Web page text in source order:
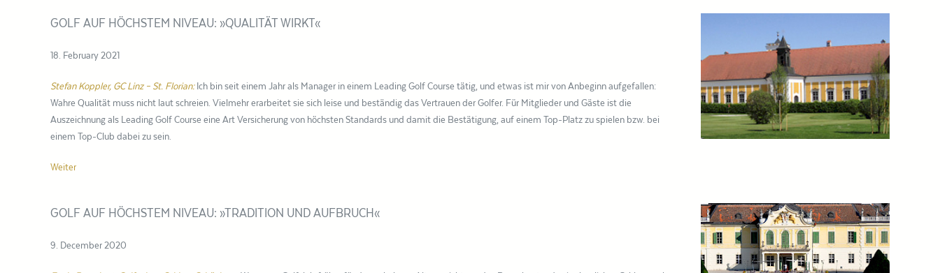
GOLF AUF HÖCHSTEM NIVEAU: »QUALITÄT WIRKT«
18. February 2021
Stefan Koppler, GC Linz – St. Florian:Ich bin seit einem Jahr als Manager in einem Leading Golf Course tätig, und etwas ist mir von Anbeginn aufgefallen:
Wahre Qualität muss nicht laut schreien. Vielmehr erarbeitet sie sich leise und beständig das Vertrauen der Golfer. Für Mitglieder und Gäste ist die
Auszeichnung als Leading Golf Course eine Art Versicherung von höchsten Standards und damit die Bestätigung, auf einem Top-Platz zu spielen bzw. bei
einem Top-Club dabei zu sein.
Weiter
GOLF AUF HÖCHSTEM NIVEAU: »TRADITION UND AUFBRUCH«
9. December 2020